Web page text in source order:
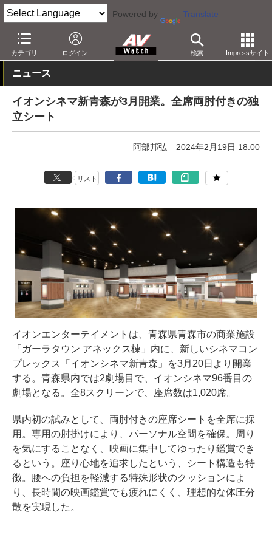
Powered by Translate
カテゴリ ログイン 検索 Impressサイト
AV Watch コンテンツ・サービス 映画 映画館・シネコン
ニュース
イオンシネマ新青森が3月開業。全席両肘付きの独
立シート
阿部邦弘 2024年2月19日 18:00
リスト
イオンエンターテイメントは、青森県青森市の商業施設
「ガーラタウン アネックス棟」内に、新しいシネマコン
プレックス「イオンシネマ新青森」を3月20日より開業
する。青森県内では2劇場目で、イオンシネマ96番目の
劇場となる。全8スクリーンで、座席数は1,020席。
県内初の試みとして、両肘付きの座席シートを全席に採
用。専用の肘掛けにより、パーソナル空間を確保。周り
を気にすることなく、映画に集中してゆったり鑑賞でき
るという。座り心地を追求したという、シート構造も特
徴。腰への負担を軽減する特殊形状のクッションによ
り、長時間の映画鑑賞でも疲れにくく、理想的な体圧分
散を実現した。